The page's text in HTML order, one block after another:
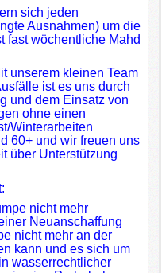
sich jeden
Ausnahmen) um die
fast wöchentliche Mahd
unserem kleinen Team
ist es uns durch
und dem Einsatz von
ohne einen
Winterarbeiten
60+ und wir freuen uns
über Unterstützung
nicht mehr
Neuanschaffung
nicht mehr an der
kann und es sich um
wasserrechtlicher